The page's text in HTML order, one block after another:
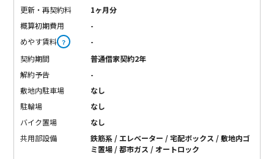
更新・再契約料
1ヶ月分
概算初期費用
-
めやす賃料 ？
-
契約期間
普通借家契約2年
解約予告
-
敷地内駐車場
なし
駐輪場
なし
バイク置場
なし
共用部設備
鉄筋系 / エレベーター / 宅配ボックス / 敷地内ゴ
ミ置場 / 都市ガス / オートロック